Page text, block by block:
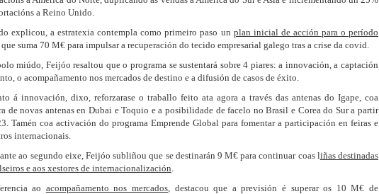
a Reino Unido.
explicou, a estratexia contempla como primeiro paso un plan inicial de acción para o período
, que suma 70 M€ para impulsar a recuperación do tecido empresarial galego tras a crise da covid.
miúdo, Feijóo resaltou que o programa se sustentará sobre 4 piares: a innovación, a captación
o acompañamento nos mercados de destino e a difusión de casos de éxito.
á innovación, dixo, reforzarase o traballo feito ata agora a través das antenas do Igape, coa
de novas antenas en Dubai e Toquio e a posibilidade de facelo no Brasil e Corea do Sur a partir
Tamén coa activación do programa Emprende Global para fomentar a participación en feiras e
internacionais.
ao segundo eixe, Feijóo subliñou que se destinarán 9 M€ para continuar coas liñas destinadas
e aos xestores de internacionalización
ao acompañamento nos mercados , destacou que a previsión é superar os 10 M€ de